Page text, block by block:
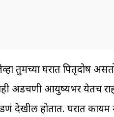
तुमच्या घरात पितृदोष
अडचणी आयुष्यभर येतच
देखील होतात. घरात कायम